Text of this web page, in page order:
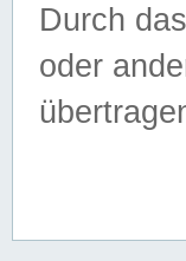
Durch
oder